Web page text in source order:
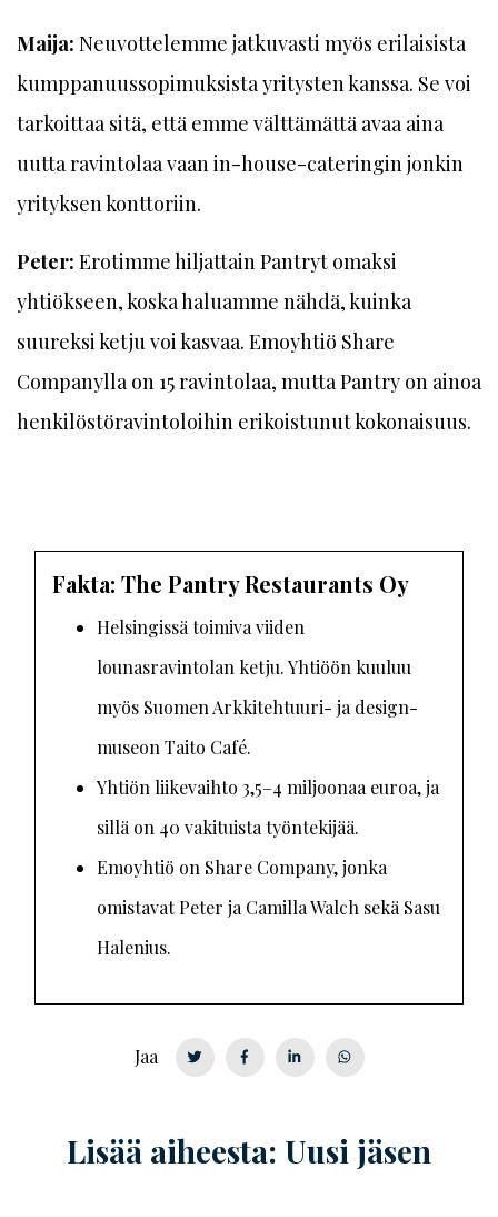
Maija: Neuvottelemme jatkuvasti myös erilaisista
kumppanuussopimuksista yritysten kanssa. Se voi
tarkoittaa sitä, että emme välttämättä avaa aina
uutta ravintolaa vaan in-house-cateringin jonkin
yrityksen konttoriin.
Peter: Erotimme hiljattain Pantryt omaksi
yhtiökseen, koska haluamme nähdä, kuinka
suureksi ketju voi kasvaa. Emoyhtiö Share
Companylla on 15 ravintolaa, mutta Pantry on ainoa
henkilöstöravintoloihin erikoistunut kokonaisuus.
Fakta: The Pantry Restaurants Oy
Helsingissä toimiva viiden
lounasravintolan ketju. Yhtiöön kuuluu
myös Suomen Arkkitehtuuri- ja design-
museon Taito Café.
Yhtiön liikevaihto 3,5–4 miljoonaa euroa, ja
sillä on 40 vakituista työntekijää.
Emoyhtiö on Share Company, jonka
omistavat Peter ja Camilla Walch sekä Sasu
Halenius.
Jaa
Lisää aiheesta: Uusi jäsen